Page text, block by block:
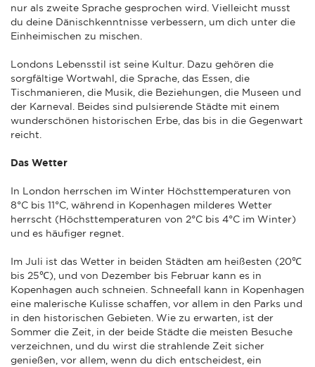
nur als zweite Sprache gesprochen wird. Vielleicht musst
du deine Dänischkenntnisse verbessern, um dich unter die
Einheimischen zu mischen.
Londons Lebensstil ist seine Kultur. Dazu gehören die
sorgfältige Wortwahl, die Sprache, das Essen, die
Tischmanieren, die Musik, die Beziehungen, die Museen und
der Karneval. Beides sind pulsierende Städte mit einem
wunderschönen historischen Erbe, das bis in die Gegenwart
reicht.
Das Wetter
In London herrschen im Winter Höchsttemperaturen von
8°C bis 11°C, während in Kopenhagen milderes Wetter
herrscht (Höchsttemperaturen von 2°C bis 4°C im Winter)
und es häufiger regnet.
Im Juli ist das Wetter in beiden Städten am heißesten (20℃
bis 25℃), und von Dezember bis Februar kann es in
Kopenhagen auch schneien. Schneefall kann in Kopenhagen
eine malerische Kulisse schaffen, vor allem in den Parks und
in den historischen Gebieten. Wie zu erwarten, ist der
Sommer die Zeit, in der beide Städte die meisten Besuche
verzeichnen, und du wirst die strahlende Zeit sicher
genießen, vor allem, wenn du dich entscheidest, ein